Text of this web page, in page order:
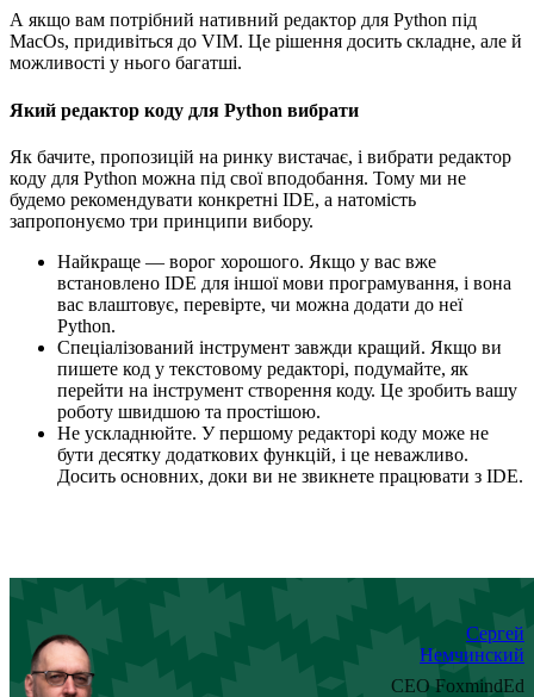
А якщо вам потрібний нативний редактор для Python під
MacOs, придивіться до VIM. Це рішення досить складне, але й
можливості у нього багатші.
Який редактор коду для Python вибрати
Як бачите, пропозицій на ринку вистачає, і вибрати редактор
коду для Python можна під свої вподобання. Тому ми не
будемо рекомендувати конкретні IDE, а натомість
запропонуємо три принципи вибору.
Найкраще — ворог хорошого. Якщо у вас вже
встановлено IDE для іншої мови програмування, і вона
вас влаштовує, перевірте, чи можна додати до неї
Python.
Спеціалізований інструмент завжди кращий. Якщо ви
пишете код у текстовому редакторі, подумайте, як
перейти на інструмент створення коду. Це зробить вашу
роботу швидшою та простішою.
Не ускладнюйте. У першому редакторі коду може не
бути десятку додаткових функцій, і це неважливо.
Досить основних, доки ви не звикнете працювати з IDE.
Сергей
Немчинский
CEO FoxmindEd